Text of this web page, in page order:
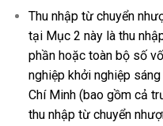
Thu nhập từ chuyển
tại Mục 2 này là thu
phần hoặc toàn bộ số
nghiệp khởi nghiệp
Chí Minh (bao gồm cả
thu nhập từ chuyển